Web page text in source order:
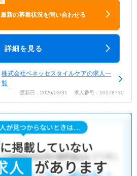
最新の募集状況を問い合わせる
詳細を見る
株式会社ベネッセスタイルケアの求人一
覧
更新日：2026/03/31 求人番号：10178730